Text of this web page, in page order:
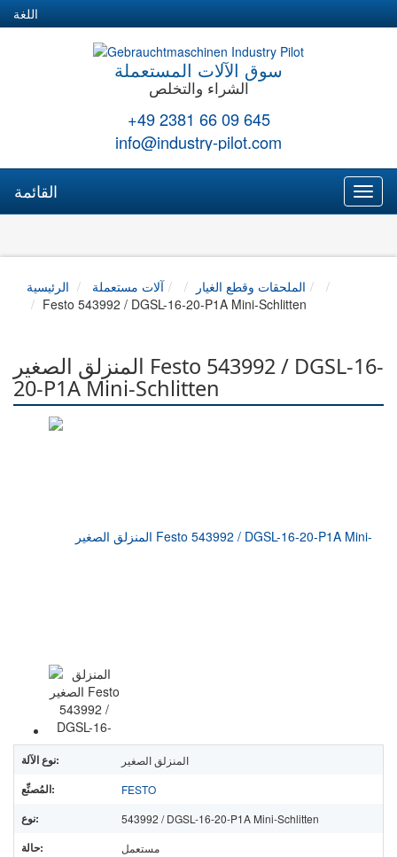
اللغة
سوق الآلات المستعملة
الشراء والتخلص
+49 2381 66 09 645
info@industry-pilot.com
القائمة
الرئيسية آلات مستعملة
الملحقات وقطع الغيار
Festo 543992 / DGSL-16-20-P1A Mini-Schlitten
المنزلق الصغير Festo 543992 / DGSL-16-
20-P1A Mini-Schlitten
نوع الآلة: المنزلق الصغير
المُصنِّع: FESTO
نوع: 543992 / DGSL-16-20-P1A Mini-Schlitten
حالة: مستعمل